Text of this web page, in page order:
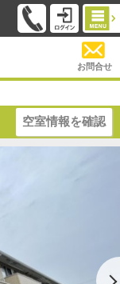
お問合せ
空室情報を確認